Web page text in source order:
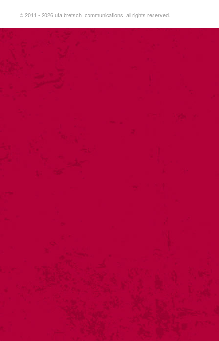
© 2011 - 2026 uta bretsch_communications. all rights reserved.